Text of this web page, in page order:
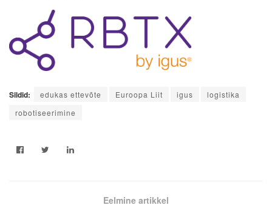
Sildid: edukas ettevõte Euroopa Liit igus
logistika
robotiseerimine
Eelmine artikkel